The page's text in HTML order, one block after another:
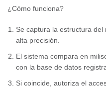
¿Cómo funciona?
Se captura la estructura
alta precisión.
El sistema compara en
con la base de datos
Si coincide, autoriza el